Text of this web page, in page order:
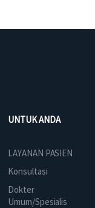
UNTUK ANDA
LAYANAN PASIEN
Konsultasi
Dokter
Umum/Spesialis